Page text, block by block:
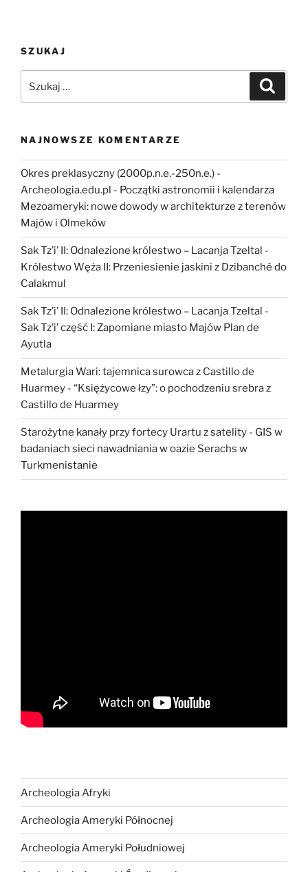
Bożego
Niematerialne
kulturowe,
z
pokolenia
na
pokolenie”
SZUKAJ
NAJNOWSZE KOMENTARZE
Okres preklasyczny (2000p.n.e.-250n.e.) -
Archeologia.edu.pl - Początki astronomii i kalendarza
Mezoameryki: nowe dowody w architekturze z terenów
Majów i Olmeków
Sak Tz’i’ II: Odnalezione królestwo – Lacanja Tzeltal -
Królestwo Węża II: Przeniesienie jaskini z Dzibanché do
Calakmul
Sak Tz’i’ II: Odnalezione królestwo – Lacanja Tzeltal -
Sak Tz’i’ część I: Zapomiane miasto Majów Plan de
Ayutla
Metalurgia Wari: tajemnica surowca z Castillo de
Huarmey - “Księżycowe łzy”: o pochodzeniu srebra z
Castillo de Huarmey
Starożytne kanały przy fortecy Urartu z satelity - GIS w
badaniach sieci nawadniania w oazie Serachs w
Turkmenistanie
Archeologia Afryki
Archeologia Ameryki Północnej
Archeologia Ameryki Południowej